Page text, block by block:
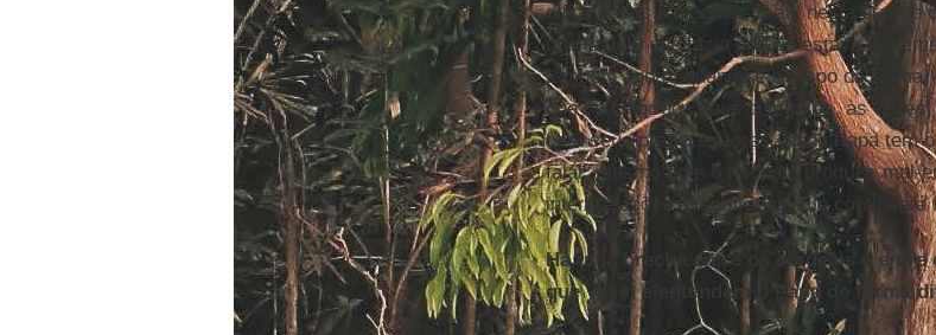
dificuldades e alegrias. E ali, nesta grande
que fazia o que fazia porque estava
também agora, quando é o Bispo de
que no calor dos seus discursos, às
com seus predecessores. Cada Papa tem
falar, mesmo com o risco de produzir mal-
interpretações aventuradas. Ele continuará
Há uma brecha entre os cardeais e
que veem e entendem o Papa de forma